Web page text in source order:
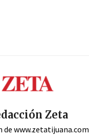
Zeta
de www.zetatijuana.com